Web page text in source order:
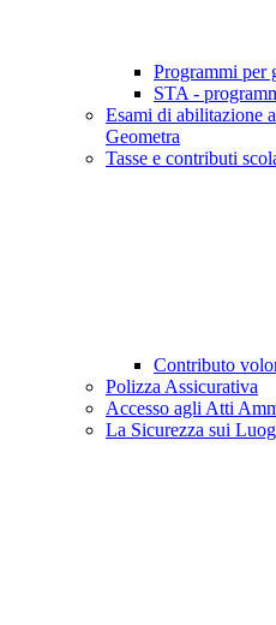
Programmi per
STA -
Esami di abilitazione
Geometra
Tasse e contributi
Contributo
Polizza Assicurativa
Accesso agli Atti
La Sicurezza sui